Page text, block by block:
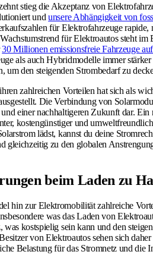
stieg die Akzeptanz von
undunsere Abhängigkeit von
für Elektrofahrzeuge
für Elektroautos steht
30 Millionen emissionsfreie Fahrzeuge
als auch Hybridmodelle immer
um den steigenden Strombedarf zu
zahlreichen Vorteilen hat sich als
Die Verbindung von
einer nachhaltigeren Zukunft dar.
kostengünstiger und
lädst, kannst du deine
gleichzeitig zu den globalen
beim Laden zu
hin zur Elektromobilität zahlreiche
was das Laden von
was kostspielig sein kann und den
von Elektroautos sehen sich
Belastung für das Stromnetz und die